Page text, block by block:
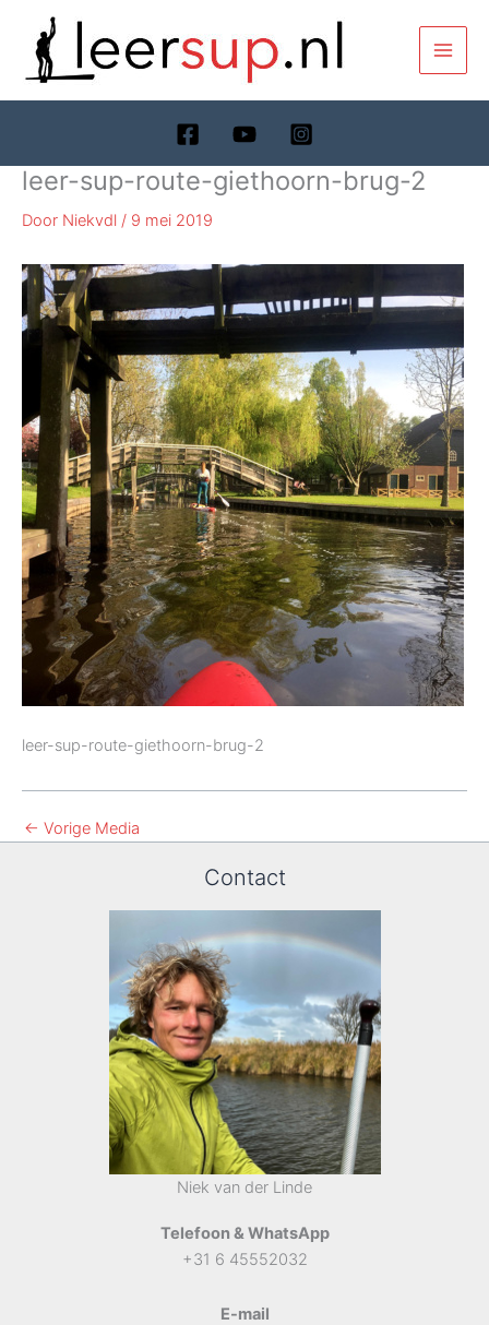
leer-sup-route-giethoorn-brug-2
Door Niekvdl / 9 mei 2019
leer-sup-route-giethoorn-brug-2
← Vorige Media
Contact
Niek van der Linde
Telefoon & WhatsApp
+31 6 45552032
E-mail